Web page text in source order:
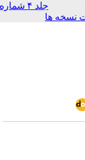
جلد ۴ شماره
ها